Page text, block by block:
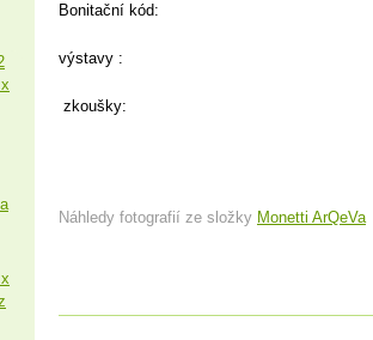
Bonitační kód:
výstavy :
zkoušky:
Náhledy fotografií ze složky Monetti ArQeVa